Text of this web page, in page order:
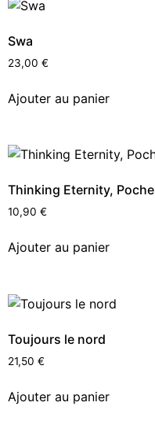
Swa
23,00 €
Ajouter au panier
Thinking Eternity, Poche
10,90 €
Ajouter au panier
Toujours le nord
21,50 €
Ajouter au panier